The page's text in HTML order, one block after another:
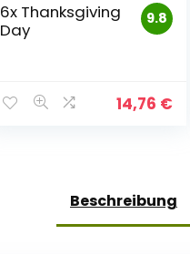
9.8
6x Thanksgiving
Day
14,76 €
Beschreibung